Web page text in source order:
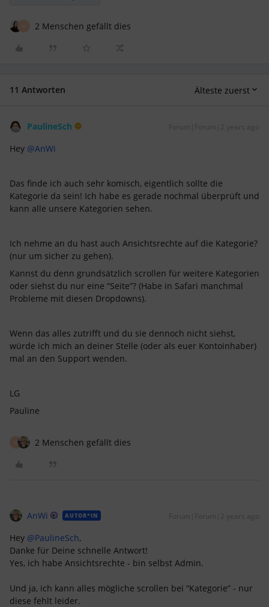
2 Menschen gefällt dies
11 Antworten Älteste zuerst
PaulineSch Forum|Forum|2 years ago
Hey @AnWi
Das finde ich auch sehr komisch, eigentlich sollte die
Kategorie da sein! Ich habe es gerade nochmal überprüft und
kann alle unsere Kategorien sehen.
Ich nehme an du hast auch Ansichtsrechte auf die Kategorie?
(nur um sicher zu gehen).
Kannst du denn grundsätzlich scrollen für weitere Kategorien
oder siehst du nur eine “Seite”? (Habe in Safari manchmal
Probleme mit diesen Dropdowns).
Wenn das alles zutrifft und du sie dennoch nicht siehst,
würde ich mich an deiner Stelle (oder als euer Kontoinhaber)
mal an den Support wenden.
LG
Pauline
M 2 Menschen gefällt dies
AnWi AUTOR*IN Forum|Forum|2 years ago
Hey @PaulineSch,
Danke für Deine schnelle Antwort!
Yes, ich habe Ansichtsrechte - bin selbst Admin.
Und ja, ich kann alles mögliche scrollen bei “Kategorie” - nur
diese fehlt leider.